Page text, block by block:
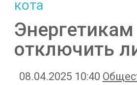
отключить
08.04.2025 10:40